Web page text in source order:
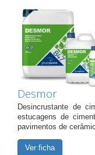
Desmor
Desincrustante de
estucagens de
pavimentos de
Ver ficha